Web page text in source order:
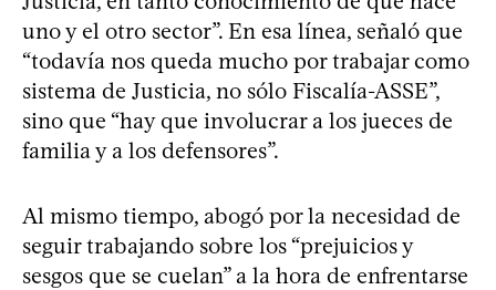
uno y el otro sector”. En esa línea, señaló que
“todavía nos queda mucho por trabajar como
sistema de Justicia, no sólo Fiscalía-ASSE”,
sino que “hay que involucrar a los jueces de
familia y a los defensores”.
Al mismo tiempo, abogó por la necesidad de
seguir trabajando sobre los “prejuicios y
sesgos que se cuelan” a la hora de enfrentarse